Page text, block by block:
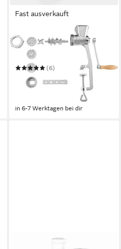
Fast ausverkauft
GROSSAG
Fleischwolf .
manuell
(6)
174,78 €
189,99 €
15,96 € mtl. in 12 Raten
in 6-7 Werktagen bei dir